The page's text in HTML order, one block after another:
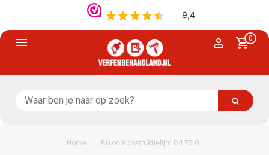
0
Home Bison Konstruktielijm D4 75 G